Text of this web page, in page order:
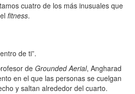
cuatro de los más inusuales que
fitness.
de ti”.
de Grounded Aerial, Angharad
en el que las personas se cuelgan
y saltan alrededor del cuarto.